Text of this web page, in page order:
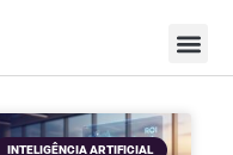
INTELIGÊNCIA ARTIFICIAL